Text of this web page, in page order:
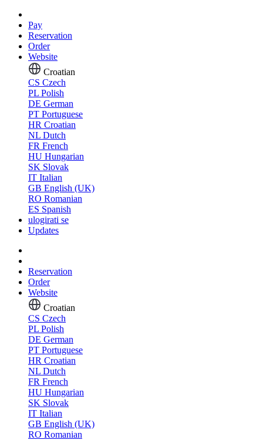
Pay
Reservation
Order
Website
Croatian
CS Czech
PL Polish
DE German
PT Portuguese
HR Croatian
NL Dutch
FR French
HU Hungarian
SK Slovak
IT Italian
GB English (UK)
RO Romanian
ES Spanish
ulogirati se
Updates
Reservation
Order
Website
Croatian
CS Czech
PL Polish
DE German
PT Portuguese
HR Croatian
NL Dutch
FR French
HU Hungarian
SK Slovak
IT Italian
GB English (UK)
RO Romanian